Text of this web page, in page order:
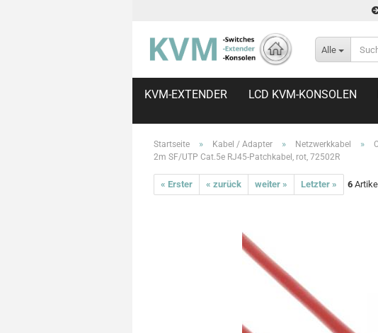
Alle
KVM-EXTENDER LCD KVM-KONSOLEN
Startseite » Kabel / Adapter » Netzwerkkabel »
2m SF/UTP Cat.5e RJ45-Patchkabel, rot, 72502R
« Erster « zurück weiter » Letzter » 6